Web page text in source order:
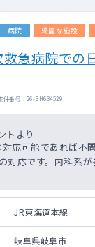
病院 綺麗な施設
救急病院での
番号 : 26-SH634529
トより
応可能であれば不
対応です。内科系が
JR東海道本線
岐阜県岐阜市